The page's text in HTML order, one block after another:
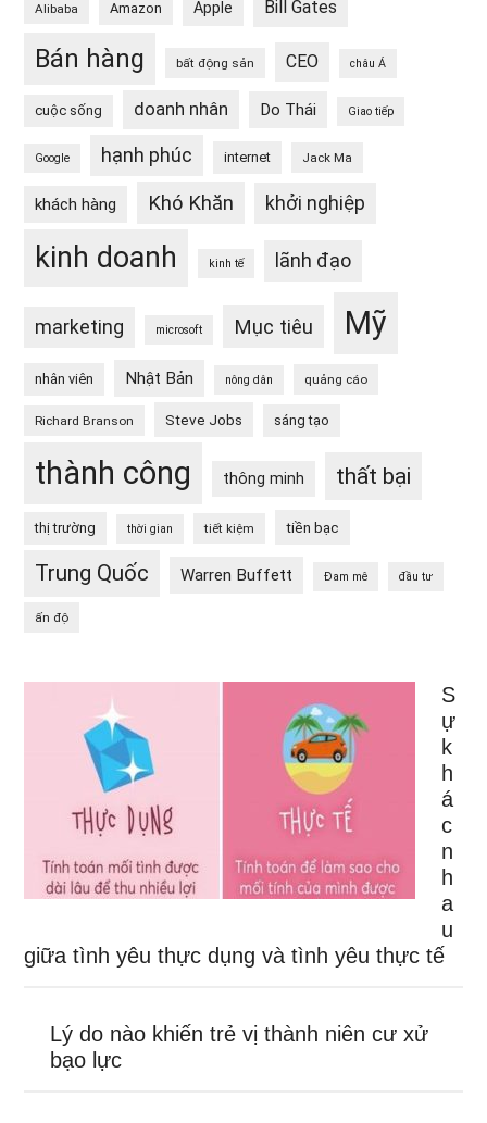
Alibaba Amazon Apple Bill Gates
Bán hàng bất động sản CEO châu Á
cuộc sống doanh nhân Do Thái Giao tiếp
Google hạnh phúc internet Jack Ma
khách hàng Khó Khăn khởi nghiệp
kinh doanh kinh tế lãnh đạo
marketing microsoft Mục tiêu Mỹ
nhân viên Nhật Bản nông dân quảng cáo
Richard Branson Steve Jobs sáng tạo
thành công thông minh thất bại
thị trường thời gian tiết kiệm tiền bạc
Trung Quốc Warren Buffett Đam mê đầu tư
ấn độ
S
ự
k
h
á
c
n
h
a
u
giữa tình yêu thực dụng và tình yêu thực tế
Lý do nào khiến trẻ vị thành niên cư xử
bạo lực